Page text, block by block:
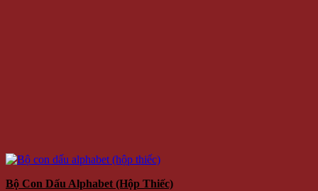
Bộ Con Dấu Alphabet (hộp Thiếc)